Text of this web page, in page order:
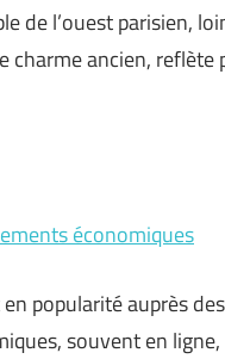
de l’ouest parisien,
ancien,
économiques
popularité auprès
souvent en